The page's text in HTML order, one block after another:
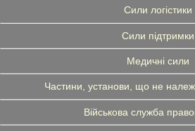
Сили логістики
Сили підтримки
Медичні сили
Частини, установи, що не
Військова служба